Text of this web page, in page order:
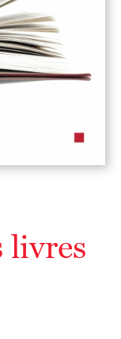
livres